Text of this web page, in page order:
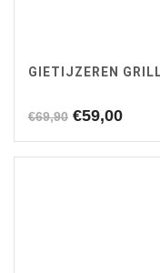
GIETIJZEREN
€69,90
was:
€59,00
is: